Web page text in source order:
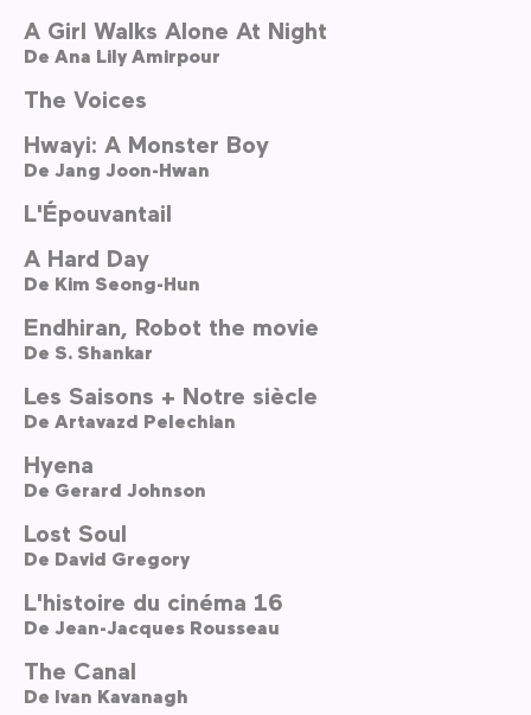
A Girl Walks Alone At Night
De Ana Lily Amirpour
The Voices
Hwayi: A Monster Boy
De Jang Joon-Hwan
L'Épouvantail
A Hard Day
De Kim Seong-Hun
Endhiran, Robot the movie
De S. Shankar
Les Saisons + Notre siècle
De Artavazd Pelechian
Hyena
De Gerard Johnson
Lost Soul
De David Gregory
L'histoire du cinéma 16
De Jean-Jacques Rousseau
The Canal
De Ivan Kavanagh